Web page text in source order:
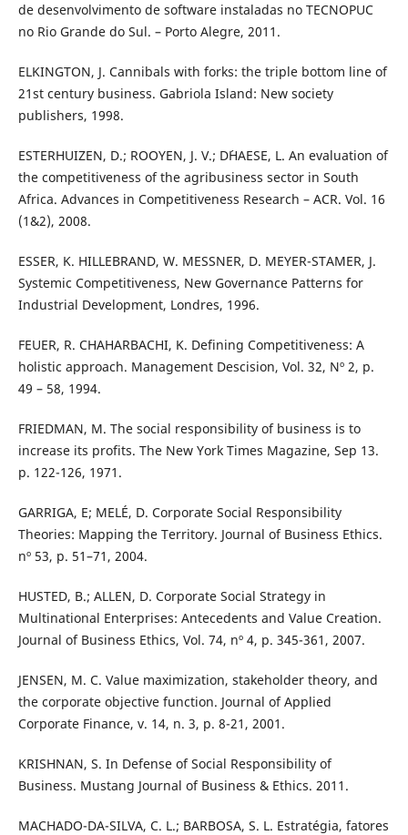
de desenvolvimento de software instaladas no TECNOPUC
no Rio Grande do Sul. – Porto Alegre, 2011.
ELKINGTON, J. Cannibals with forks: the triple bottom line of
21st century business. Gabriola Island: New society
publishers, 1998.
ESTERHUIZEN, D.; ROOYEN, J. V.; D´HAESE, L. An evaluation of
the competitiveness of the agribusiness sector in South
Africa. Advances in Competitiveness Research – ACR. Vol. 16
(1&2), 2008.
ESSER, K. HILLEBRAND, W. MESSNER, D. MEYER-STAMER, J.
Systemic Competitiveness, New Governance Patterns for
Industrial Development, Londres, 1996.
FEUER, R. CHAHARBACHI, K. Defining Competitiveness: A
holistic approach. Management Descision, Vol. 32, Nº 2, p.
49 – 58, 1994.
FRIEDMAN, M. The social responsibility of business is to
increase its profits. The New York Times Magazine, Sep 13.
p. 122-126, 1971.
GARRIGA, E; MELÉ, D. Corporate Social Responsibility
Theories: Mapping the Territory. Journal of Business Ethics.
nº 53, p. 51–71, 2004.
HUSTED, B.; ALLEN, D. Corporate Social Strategy in
Multinational Enterprises: Antecedents and Value Creation.
Journal of Business Ethics, Vol. 74, nº 4, p. 345-361, 2007.
JENSEN, M. C. Value maximization, stakeholder theory, and
the corporate objective function. Journal of Applied
Corporate Finance, v. 14, n. 3, p. 8-21, 2001.
KRISHNAN, S. In Defense of Social Responsibility of
Business. Mustang Journal of Business & Ethics. 2011.
MACHADO-DA-SILVA, C. L.; BARBOSA, S. L. Estratégia, fatores